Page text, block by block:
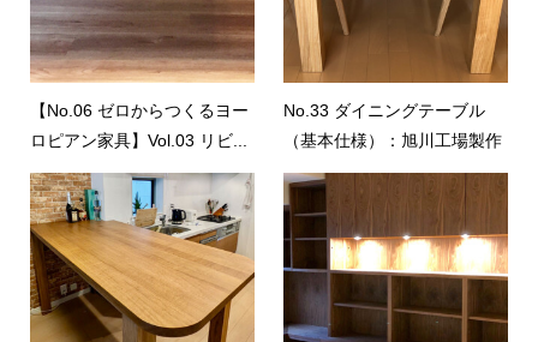
【No.06 ゼロからつくるヨー
ロピアン家具】Vol.03 リビ...
No.33 ダイニングテーブル
（基本仕様）：旭川工場製作